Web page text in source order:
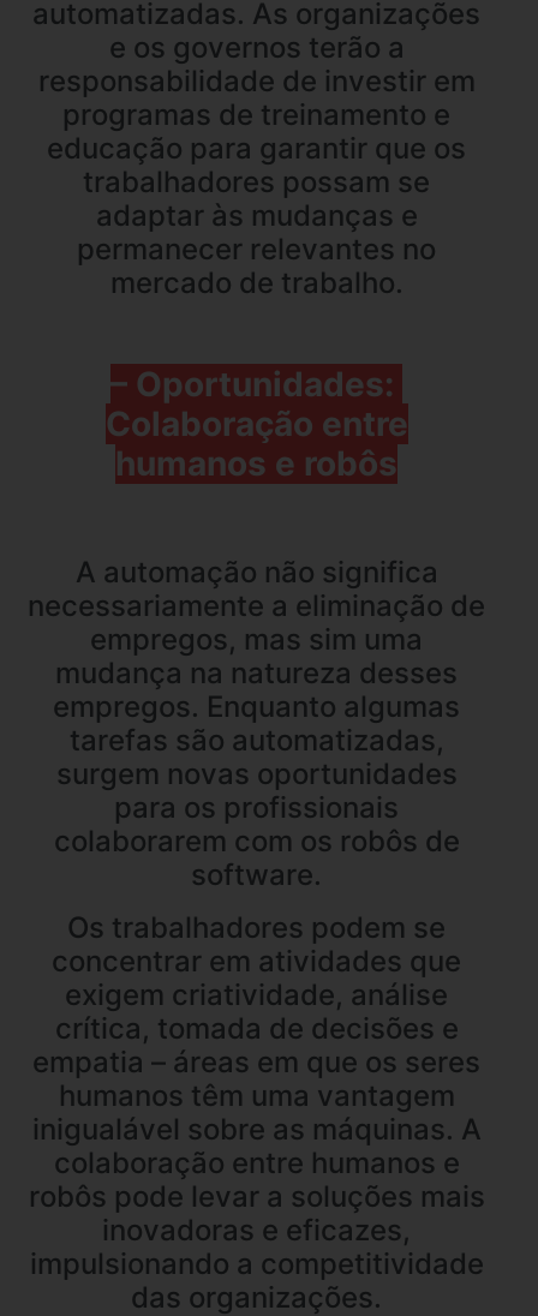
automatizadas. As organizações
e os governos terão a
responsabilidade de investir em
programas de treinamento e
educação para garantir que os
trabalhadores possam se
adaptar às mudanças e
permanecer relevantes no
mercado de trabalho.
– Oportunidades:
Colaboração entre
humanos e robôs
A automação não significa
necessariamente a eliminação de
empregos, mas sim uma
mudança na natureza desses
empregos. Enquanto algumas
tarefas são automatizadas,
surgem novas oportunidades
para os profissionais
colaborarem com os robôs de
software.
Os trabalhadores podem se
concentrar em atividades que
exigem criatividade, análise
crítica, tomada de decisões e
empatia – áreas em que os seres
humanos têm uma vantagem
inigualável sobre as máquinas. A
colaboração entre humanos e
robôs pode levar a soluções mais
inovadoras e eficazes,
impulsionando a competitividade
das organizações.